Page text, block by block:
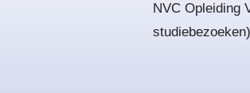
NVC Opleiding
studiebezoeken)